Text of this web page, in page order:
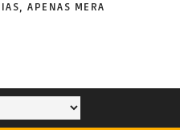
APENAS MERA